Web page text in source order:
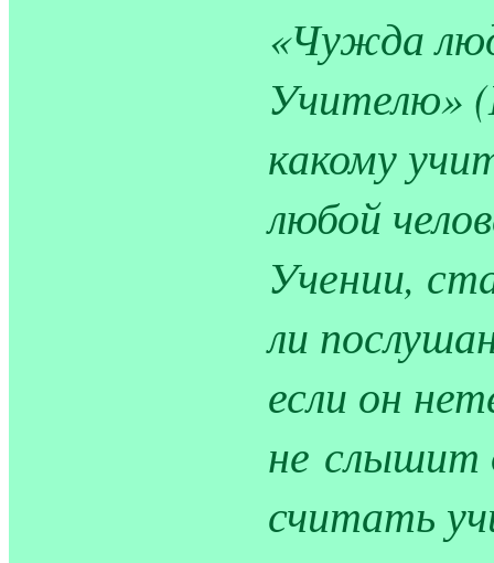
«Чужда
Учителю»
какому
любой
Учении,
ли
если он
не слышит
считать